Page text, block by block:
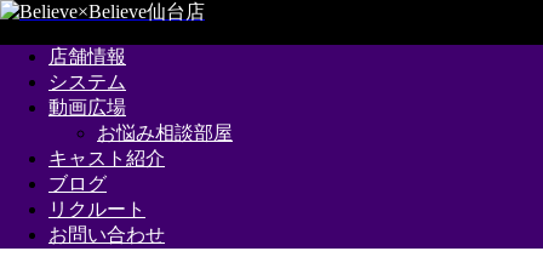
店舗情報
システム
動画広場
お悩み相談部屋
キャスト紹介
ブログ
リクルート
お問い合わせ